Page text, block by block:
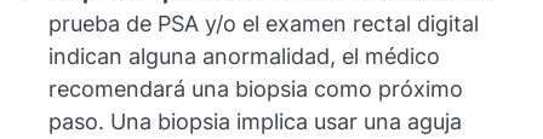
prueba de PSA y/o el examen rectal digital
indican alguna anormalidad, el médico
recomendará una biopsia como próximo
paso. Una biopsia implica usar una aguja